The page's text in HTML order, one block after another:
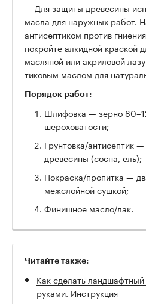
— Для защиты древесины
масла для наружных работ.
антисептиком против
покройте алкидной краской
масляной или акриловой
тиковым маслом для
Порядок работ:
Шлифовка — зерно
шероховатости;
Грунтовка/антисептик
древесины (сосна, ель);
Покраска/пропитка —
межслойной сушкой;
Финишное масло/лак.
Читайте также:
Как сделать
руками. Инструкция